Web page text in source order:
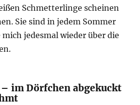
Schmetterlinge scheinen
Sie sind in jedem Sommer
jedesmal wieder über die
im Dörfchen abgekuckt